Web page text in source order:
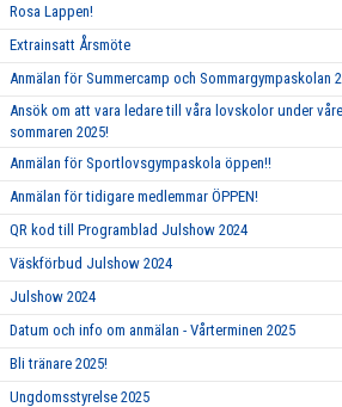
Rosa Lappen!
Extrainsatt Årsmöte
Anmälan för Summercamp och Sommargympaskolan
Ansök om att vara ledare till våra lovskolor under
sommaren 2025!
Anmälan för Sportlovsgympaskola öppen!!
Anmälan för tidigare medlemmar ÖPPEN!
QR kod till Programblad Julshow 2024
Väskförbud Julshow 2024
Julshow 2024
Datum och info om anmälan - Vårterminen 2025
Bli tränare 2025!
Ungdomsstyrelse 2025